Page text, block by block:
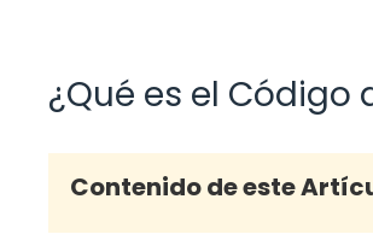
¿Qué es el Código
Contenido de este